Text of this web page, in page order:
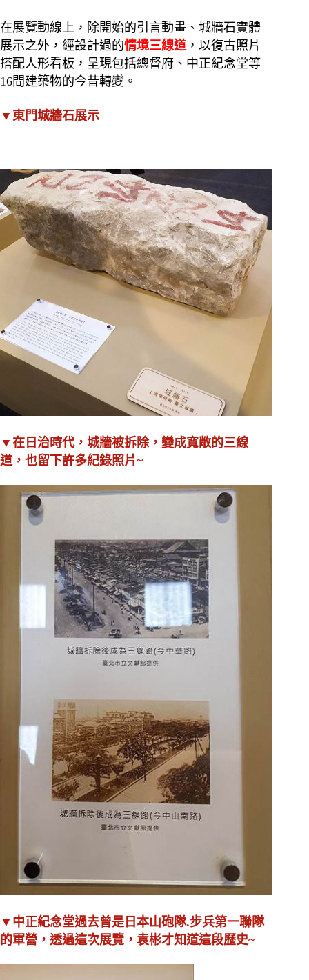
在展覽動線上，除開始的引言動畫、城牆石實體
展示之外，經設計過的情境三線道 ，以復古照片
搭配人形看板，呈現包括總督府、中正紀念堂等
16間建築物的今昔轉變。
▼東門城牆石展示
▼在日治時代，城牆被拆除，變成寬敞的三線
道，也留下許多紀錄照片~
▼中正紀念堂過去曾是日本山砲隊.步兵第一聯隊
的軍營，透過這次展覽，袁彬才知道這段歷史~